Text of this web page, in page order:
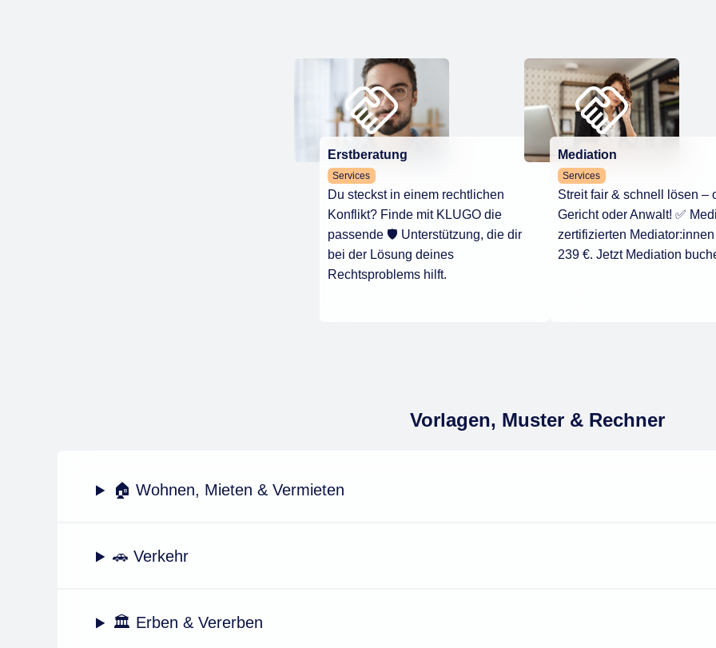
Erstberatung
Services
Du steckst in einem rechtlichen
Konflikt? Finde mit KLUGO die
passende 🛡️ Unterstützung, die dir
bei der Lösung deines
Rechtsproblems hilft.
Mediation
Services
Streit fair & schnell lösen –
Gericht oder Anwalt! ✅
zertifizierten
239 €. Jetzt Mediation
Vorlagen, Muster & Rechner
🏠 Wohnen, Mieten & Vermieten
🚗 Verkehr
🏛️ Erben & Vererben